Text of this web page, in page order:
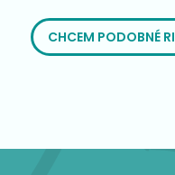
CHCEM PODOBNÉ